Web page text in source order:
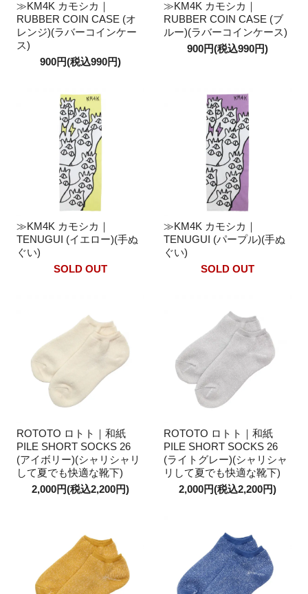
≫KM4K カモシカ｜
RUBBER COIN CASE (オ
レンジ)(ラバーコインケー
ス)
900円(税込990円)
≫KM4K カモシカ｜
RUBBER COIN CASE (ブ
ルー)(ラバーコインケース)
900円(税込990円)
≫KM4K カモシカ｜
TENUGUI (イエロー)(手ぬ
ぐい)
SOLD OUT
≫KM4K カモシカ｜
TENUGUI (パープル)(手ぬ
ぐい)
SOLD OUT
ROTOTO ロトト｜和紙
PILE SHORT SOCKS 26
(アイボリー)(シャリシャリ
して夏でも快適な靴下)
2,000円(税込2,200円)
ROTOTO ロトト｜和紙
PILE SHORT SOCKS 26
(ライトグレー)(シャリシャ
リして夏でも快適な靴下)
2,000円(税込2,200円)